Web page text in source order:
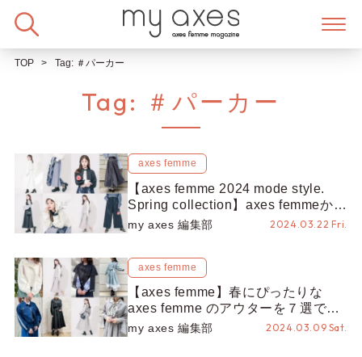
TOP Tag: ＃パーカー
Tag: ＃パーカー
axes femme
【axes femme 2024 mode style.
Spring collection】axes femmeから
第3弾となるモードスタイル春の新
my axes 編集部 2024.03.22 Fri.
axes femme
【axes femme】春にぴったりな
axes femme のアウターを７選でご
紹介♪
my axes 編集部 2024.03.09 Sat.